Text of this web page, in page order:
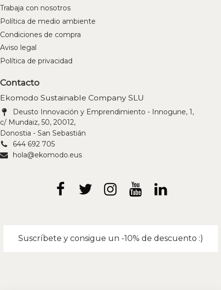
Trabaja con nosotros
Política de medio ambiente
Condiciones de compra
Aviso legal
Política de privacidad
Contacto
Ekomodo Sustainable Company SLU
Deusto Innovación y Emprendimiento - Innogune, 1,
c/ Mundaiz, 50, 20012,
Donostia - San Sebastián
644 692 705
hola@ekomodo.eus
Suscríbete y consigue un -10% de descuento :)